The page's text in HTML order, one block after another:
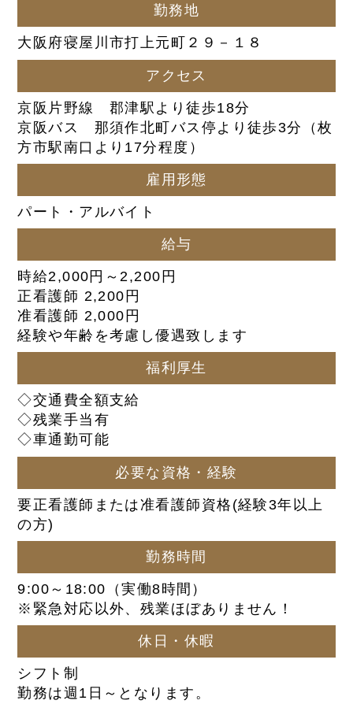
勤務地
大阪府寝屋川市打上元町２９－１８
アクセス
京阪片野線 郡津駅より徒歩18分
京阪バス 那須作北町バス停より徒歩3分（枚
方市駅南口より17分程度）
雇用形態
パート・アルバイト
給与
時給2,000円～2,200円
正看護師 2,200円
准看護師 2,000円
経験や年齢を考慮し優遇致します
福利厚生
◇交通費全額支給
◇残業手当有
◇車通勤可能
必要な資格・経験
要正看護師または准看護師資格(経験3年以上
の方)
勤務時間
9:00～18:00（実働8時間）
※緊急対応以外、残業ほぼありません！
休日・休暇
シフト制
勤務は週1日～となります。